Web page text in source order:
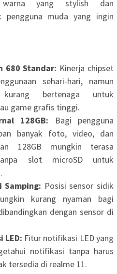
warna yang stylish dan
pengguna muda yang ingin
680 Standar: Kinerja chipset
sehari-hari, namun
bertenaga untuk
game grafis tinggi.
128GB: Bagi pengguna
banyak foto, video, dan
128GB mungkin terasa
slot microSD untuk
Posisi sensor sidik
kurang nyaman bagi
dengan sensor di
LED: Fitur notifikasi LED yang
notifikasi tanpa harus
tersedia di realme 11.